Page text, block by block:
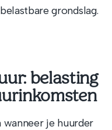
grondslag.
belasting
je huurder